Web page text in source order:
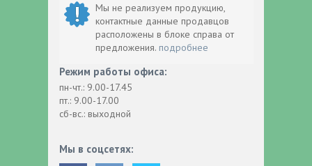
Мы не реализуем продукцию,
контактные данные продавцов
расположены в блоке справа от
предложения. подробнее
Режим работы офиса:
пн-чт.: 9.00-17.45
пт.: 9.00-17.00
сб-вс.: выходной
Мы в соцсетях: